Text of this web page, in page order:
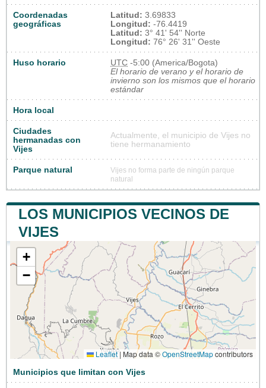
Coordenadas
geográficas
Latitud: 3.69833
Longitud: -76.4419
Latitud: 3° 41' 54'' Norte
Longitud: 76° 26' 31'' Oeste
Huso horario UTC -5:00 (America/Bogota)
El horario de verano y el horario de
invierno son los mismos que el horario
estándar
Hora local
Ciudades
hermanadas con
Vijes
Actualmente, el municipio de Vijes no
tiene hermanamiento
Parque natural
Vijes no forma parte de ningún parque
natural
LOS MUNICIPIOS VECINOS DE
VIJES
+
−
Leaflet | Map data ©OpenStreetMapcontributors
Municipios que limitan con Vijes